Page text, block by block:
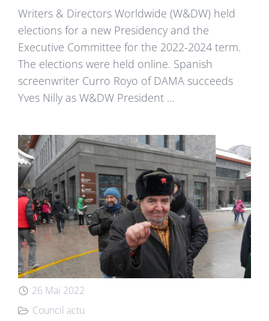
Writers & Directors Worldwide (W&DW) held
elections for a new Presidency and the
Executive Committee for the 2022-2024 term.
The elections were held online. Spanish
screenwriter Curro Royo of DAMA succeeds
Yves Nilly as W&DW President ...
26 Mai 2022
Council actu